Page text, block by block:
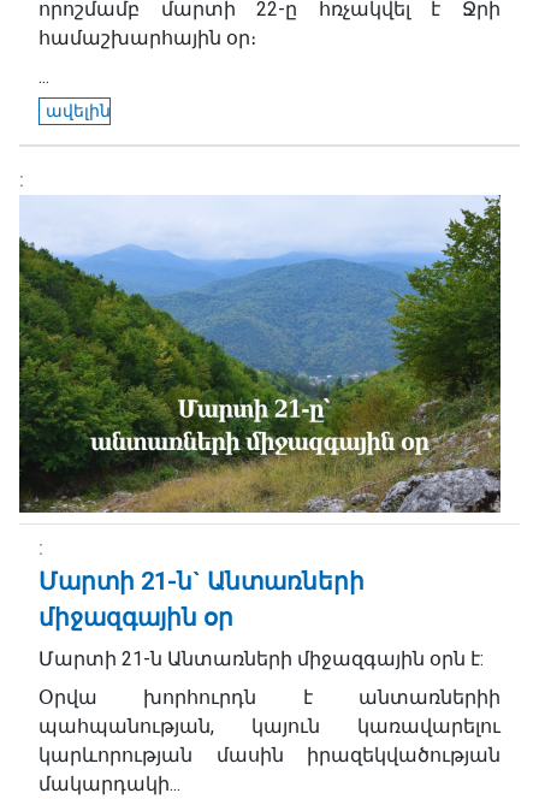
որոշմամբ մարտի 22-ը հռչակվել է Ջրի
համաշխարհային օր։
...
ավելին
Մարտի 21-ն` Անտառների
միջազգային օր
Մարտի 21-ն Անտառների միջազգային օրն է:
Օրվա խորհուրդն է անտառներիի
պահպանության, կայուն կառավարելու
կարևորության մասին իրազեկվածության
մակարդակի...